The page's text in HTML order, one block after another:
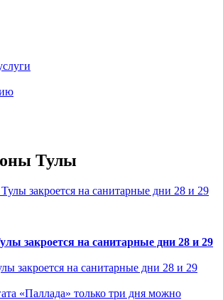
Тулы
закроется на санитарные дни 28 и 29
закроется на санитарные дни 28 и 29